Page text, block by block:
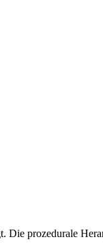
prozedurale